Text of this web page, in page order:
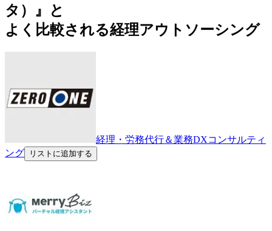
タ）』と
よく比較される経理アウトソーシング
経理・労務代行＆業務DXコンサルティ
ング
リストに追加する